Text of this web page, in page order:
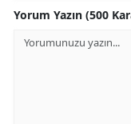
Yorum Yazın (500